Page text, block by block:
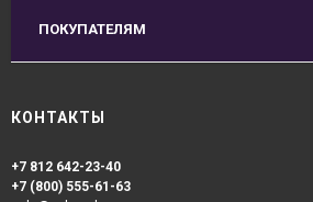
ПОКУПАТЕЛЯМ
КОНТАКТЫ
+7 812 642-23-40
+7 (800) 555-61-63